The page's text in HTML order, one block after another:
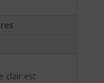
clair est